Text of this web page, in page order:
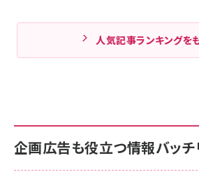
人気記事ランキングを
企画広告も役立つ情報バッチ